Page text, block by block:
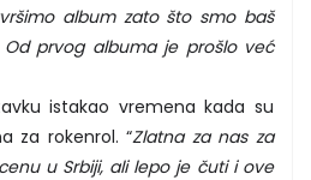
album zato što smo baš
Od prvog albuma je prošlo već
istakao vremena kada su
za rokenrol. “Zlatna za nas za
u Srbiji, ali lepo je čuti i ove